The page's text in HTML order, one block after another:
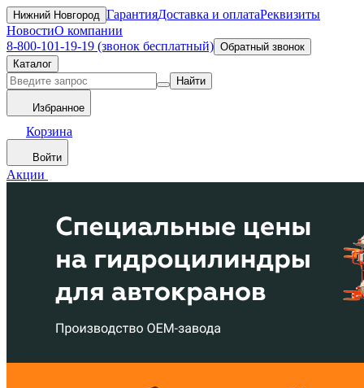
Нижний Новгород ГарантияДоставка и оплатаРеквизиты
НовостиО компании
8-800-101-19-19 (звонок бесплатный) Обратный звонок
Каталог
Найти
Избранное
Корзина
Войти
Акции